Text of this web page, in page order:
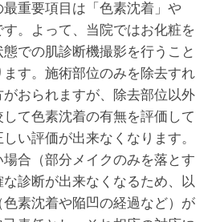
重要項目は「色素沈着」や
す。よって、当院ではお化粧を
での肌診断機撮影を行うこと
す。施術部位のみを除去すれ
おられますが、除去部位以外
て色素沈着の有無を評価して
い評価が出来なくなります。
場合（部分メイクのみを落とす
診断が出来なくなるため、以
素沈着や陥凹の経過など）が